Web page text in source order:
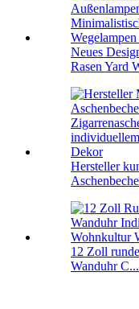
Neues
Rasen Yard
Hersteller
12 Zoll
Wanduhr C...